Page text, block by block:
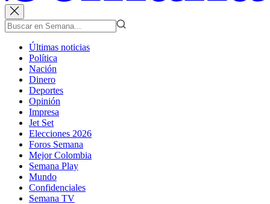
Últimas noticias
Política
Nación
Dinero
Deportes
Opinión
Impresa
Jet Set
Elecciones 2026
Foros Semana
Mejor Colombia
Semana Play
Mundo
Confidenciales
Semana TV